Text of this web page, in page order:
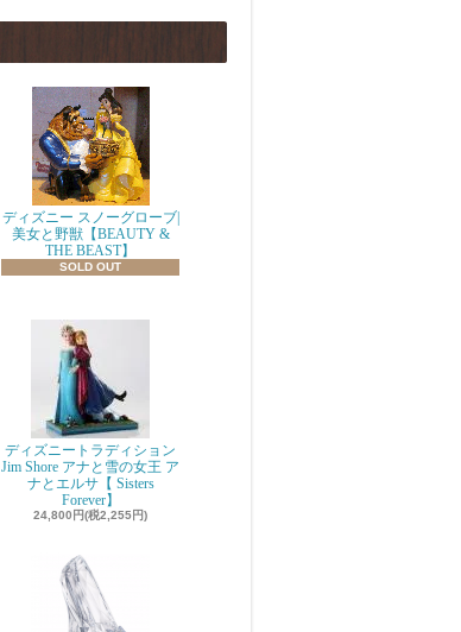
ディズニー スノーグローブ|
美女と野獣【BEAUTY &
THE BEAST】
SOLD OUT
ディズニートラディション
Jim Shore アナと雪の女王 ア
ナとエルサ【 Sisters
Forever】
24,800円(税2,255円)